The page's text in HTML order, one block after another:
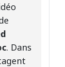
. Dans